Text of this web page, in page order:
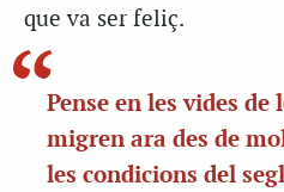
que va ser feliç.
Pense en les vides de
migren ara des de
les condicions del